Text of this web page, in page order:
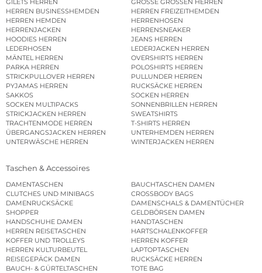
GILETS HERREN
GROSSE GRÖSSEN HERREN
HERREN BUSINESSHEMDEN
HERREN FREIZEITHEMDEN
HERREN HEMDEN
HERRENHOSEN
HERRENJACKEN
HERRENSNEAKER
HOODIES HERREN
JEANS HERREN
LEDERHOSEN
LEDERJACKEN HERREN
MÄNTEL HERREN
OVERSHIRTS HERREN
PARKA HERREN
POLOSHIRTS HERREN
STRICKPULLOVER HERREN
PULLUNDER HERREN
PYJAMAS HERREN
RUCKSÄCKE HERREN
SAKKOS
SOCKEN HERREN
SOCKEN MULTIPACKS
SONNENBRILLEN HERREN
STRICKJACKEN HERREN
SWEATSHIRTS
TRACHTENMODE HERREN
T-SHIRTS HERREN
ÜBERGANGSJACKEN HERREN
UNTERHEMDEN HERREN
UNTERWÄSCHE HERREN
WINTERJACKEN HERREN
Taschen & Accessoires
DAMENTASCHEN
BAUCHTASCHEN DAMEN
CLUTCHES UND MINIBAGS
CROSSBODY BAGS
DAMENRUCKSÄCKE
DAMENSCHALS & DAMENTÜCHER
SHOPPER
GELDBÖRSEN DAMEN
HANDSCHUHE DAMEN
HANDTASCHEN
HERREN REISETASCHEN
HARTSCHALENKOFFER
KOFFER UND TROLLEYS
HERREN KOFFER
HERREN KULTURBEUTEL
LAPTOPTASCHEN
REISEGEPÄCK DAMEN
RUCKSÄCKE HERREN
BAUCH- & GÜRTELTASCHEN
TOTE BAG